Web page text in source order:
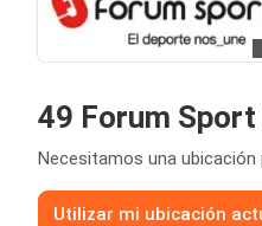
49 Forum
Necesitamos una
Utilizar mi ubicación